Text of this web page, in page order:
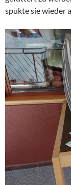
spukte sie wieder